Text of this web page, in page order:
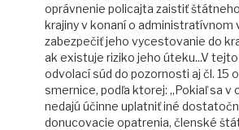
oprávnenie policajta zaistiť
krajiny v konaní o administratívnom
zabezpečiť jeho vycestovanie do
ak existuje riziko jeho úteku...V
odvolací súd do pozornosti aj čl. 15
smernice, podľa ktorej: „Pokiaľ sa v
nedajú účinne uplatniť iné
donucovacie opatrenia, členské